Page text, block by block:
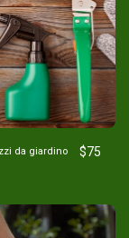
da giardino $75